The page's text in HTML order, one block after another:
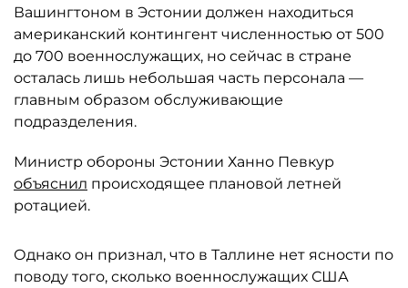
Вашингтоном в Эстонии должен находиться
американский контингент численностью от 500
до 700 военнослужащих, но сейчас в стране
осталась лишь небольшая часть персонала —
главным образом обслуживающие
подразделения.
Министр обороны Эстонии Ханно Певкур
объяснил происходящее плановой летней
ротацией.
Однако он признал, что в Таллине нет ясности по
поводу того, сколько военнослужащих США